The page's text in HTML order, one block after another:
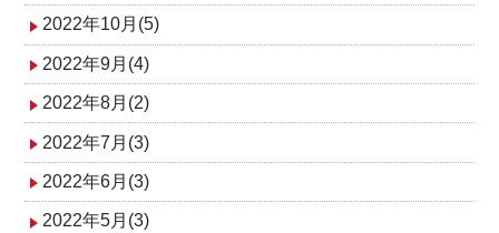
2022年10月(5)
2022年9月(4)
2022年8月(2)
2022年7月(3)
2022年6月(3)
2022年5月(3)